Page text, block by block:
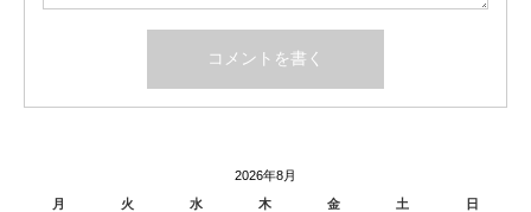
2026年8月
月
火 水 木 金 土 日